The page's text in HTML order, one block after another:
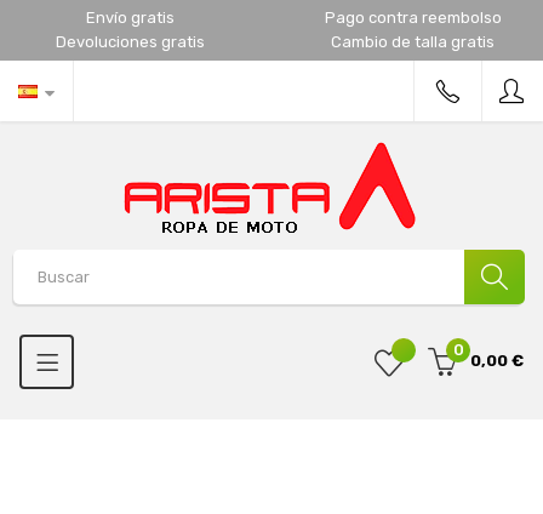
Envío gratis
Pago contra reembolso
Devoluciones gratis
Cambio de talla gratis
0
0,00 €